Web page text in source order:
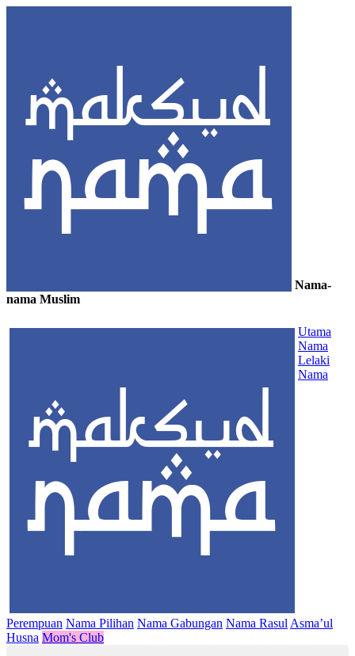
Nama-
nama Muslim
Utama
Nama
Lelaki
Nama
Perempuan Nama Pilihan Nama Gabungan Nama Rasul Asma’ul
Husna Mom's Club